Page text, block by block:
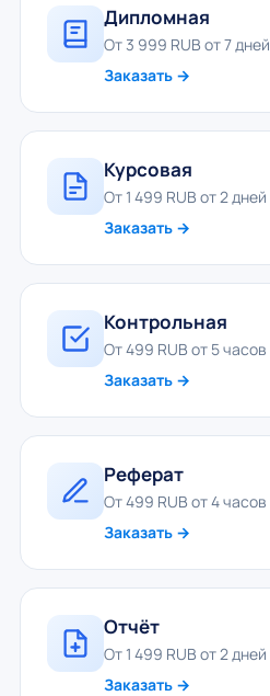
Дипломная
От 3 999 RUB от 7 дней
Заказать →
Курсовая
От 1 499 RUB от 2 дней
Заказать →
Контрольная
От 499 RUB от 5 часов
Заказать →
Реферат
От 499 RUB от 4 часов
Заказать →
Отчёт
От 1 499 RUB от 2 дней
Заказать →